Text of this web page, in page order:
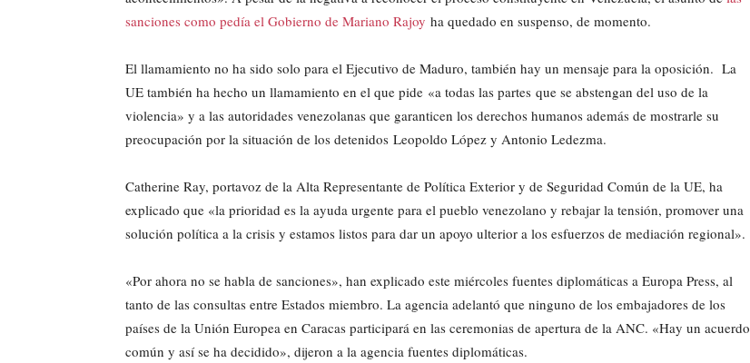
sanciones como pedía el Gobierno de Mariano Rajoy ha quedado en suspenso, de momento.
El llamamiento no ha sido solo para el Ejecutivo de Maduro, también hay un mensaje para la oposición. La
UE también ha hecho un llamamiento en el que pide «a todas las partes que se abstengan del uso de la
violencia» y a las autoridades venezolanas que garanticen los derechos humanos además de mostrarle su
preocupación por la situación de los detenidos Leopoldo López y Antonio Ledezma.
Catherine Ray, portavoz de la Alta Representante de Política Exterior y de Seguridad Común de la UE, ha
explicado que «la prioridad es la ayuda urgente para el pueblo venezolano y rebajar la tensión, promover una
solución política a la crisis y estamos listos para dar un apoyo ulterior a los esfuerzos de mediación regional».
«Por ahora no se habla de sanciones», han explicado este miércoles fuentes diplomáticas a Europa Press, al
tanto de las consultas entre Estados miembro. La agencia adelantó que ninguno de los embajadores de los
países de la Unión Europea en Caracas participará en las ceremonias de apertura de la ANC. «Hay un acuerdo
común y así se ha decidido», dijeron a la agencia fuentes diplomáticas.